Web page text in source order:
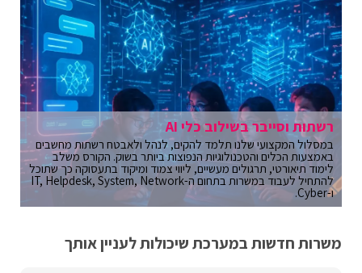
רשתות וסייבר בשילוב כלי AI
במסלול המקצועי שלנו תלמד להקים, לנהל ולאבטח רשתות מחשבים
באמצעות הכלים והטכנולוגיות הנפוצות ביותר בשוק. הקורס משלב
לימוד תיאורטי, תרגולים מעשיים, ליווי צמוד ומיקוד בתעסוקה כך שתוכל
להתחיל לעבוד במשרות בתחום ה-IT, Helpdesk, System, Network
ו-Cyber.
משרות חדשות במערכת שיכולות לעניין אותך